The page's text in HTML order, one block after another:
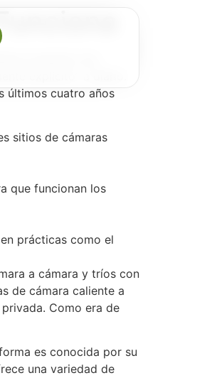
presentó una
explícito” a diario.
últimos cuatro años
sitios de cámaras
que funcionan los
prácticas como el
a cámara y tríos con
de cámara caliente a
Como era de
es conocida por su
una variedad de